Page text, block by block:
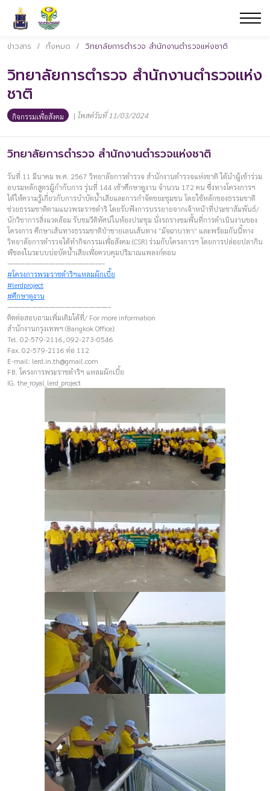
ข่าวสาร / ทั้งหมด / วิทยาลัยการตำรวจ สำนักงานตำรวจแห่งชาติ
วิทยาลัยการตำรวจ สำนักงานตำรวจแห่ง
ชาติ
กิจกรรมเพื่อสังคม | โพสต์วันที่ 11/03/2024
วิทยาลัยการตำรวจ สำนักงานตำรวจแห่งชาติ
วันที่ 11 มีนาคม พ.ศ. 2567 วิทยาลัยการตำรวจ สำนักงานตำรวจแห่งชาติ ได้นำผู้เข้าร่วม
อบรมหลักสูตรผู้กำกับการ รุ่นที่ 144 เข้าศึกษาดูงาน จำนวน 172 คน ซึ่งทางโครงการฯ
ได้ให้ความรู้เกี่ยวกับการบำบัดน้ำเสียและการกำจัดขยะชุมชน โดยใช้หลักของธรรมชาติ
ช่วยธรรมชาติตามแนวพระราชดำริ โดยรับฟังการบรรยายจากเจ้าหน้าที่ประชาสัมพันธ์/
นักวิชาการสิ่งแวดล้อม รับชมวีดิทัศน์ในห้องประชุม นั่งรถรางชมพื้นที่การดำเนินงานของ
โครงการ ศึกษาเส้นทางธรรมชาติป่าชายเลนเส้นทาง “มัจฉาบาทา” และพร้อมกันนี้ทาง
วิทยาลัยการตำรวจได้ทำกิจกรรมเพื่อสังคม (CSR) ร่วมกับโครงการฯ โดยการปล่อยปลากิน
พืชลงในระบบบ่อบัดน้ำเสียเพื่อควบคุมปริมาณแพลงก์ตอน
————————–———————–
#โครงการพระราชดำริฯแหลมผักเบี้ย
#lerdproject
#ศึกษาดูงาน
————————–————————–
ติดต่อสอบถามเพิ่มเติมได้ที่/ For more information
สำนักงานกรุงเทพฯ (Bangkok Office):
Tel. 02-579-2116, 092-273-0546
Fax. 02-579-2116 ต่อ 112
E-mail: lerd.in.th@gmail.com
FB. โครงการพระราชดำริฯ แหลมผักเบี้ย
IG. the_royal_lerd_project